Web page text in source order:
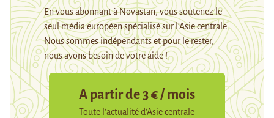
En vous abonnant à Novastan, vous soutenez le
seul média européen spécialisé sur l’Asie centrale.
Nous sommes indépendants et pour le rester,
nous avons besoin de votre aide !
A partir de 3 € / mois
Toute l’actualité d’Asie centrale